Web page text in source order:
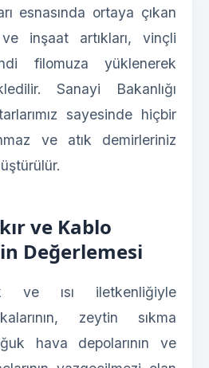
esnasında ortaya çıkan
inşaat artıkları, vinçli
filomuza yüklenerek
Sanayi Bakanlığı
sayesinde hiçbir
ve atık demirleriniz
ve Kablo
Değerlemesi
ve ısı iletkenliğiyle
zeytin sıkma
hava depolarının ve